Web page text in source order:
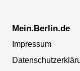
Mein.Berlin.de
Impressum